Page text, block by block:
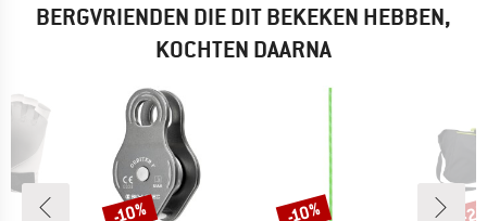
BERGVRIENDEN DIE DIT BEKEKEN HEBBEN,
KOCHTEN DAARNA
Korting
-10% Korting
-10% -